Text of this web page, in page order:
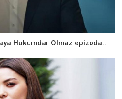
Hukumdar Olmaz epizoda...